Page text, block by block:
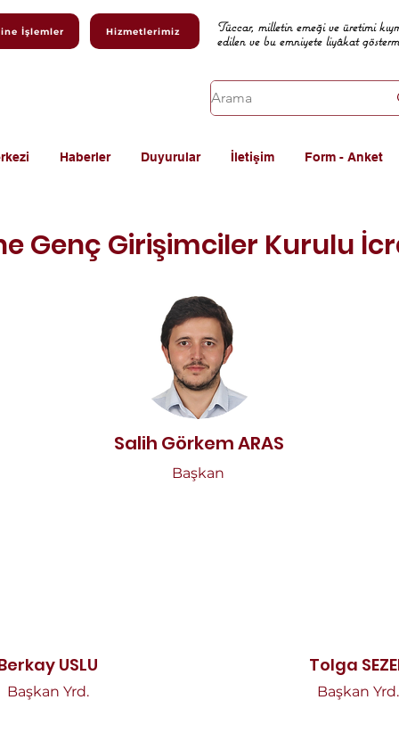
İşlemler Hizmetlerimiz
Tüccar, milletin emeği ve üretimi
edilen ve bu emniyete liyâkat
Haberler Duyurular İletişim Form - Anket
Genç Girişimciler Kurulu
Salih Görkem ARAS
Başkan
USLU
Başkan Yrd.
Tolga
Başkan Yrd.